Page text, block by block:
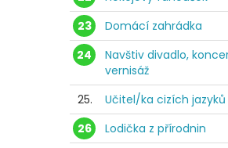
23
Domácí zahrádka
24
Navštiv divadlo,
vernisáž
25.
Učitel/ka cizích jazyků
26
Lodička z přírodnin